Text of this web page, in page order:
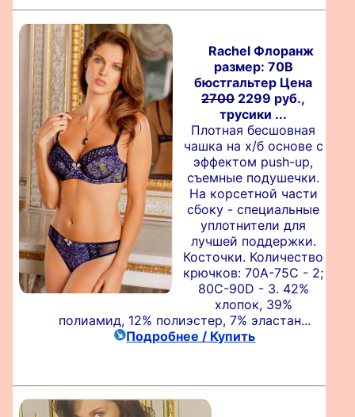
Rachel Флоранж
размер: 70B
бюстгальтер Цена
27002299 руб.,
трусики ...
Плотная бесшовная
чашка на х/б основе с
эффектом push-up,
съемные подушечки.
На корсетной части
сбоку - специальные
уплотнители для
лучшей поддержки.
Косточки. Количество
крючков: 70А-75С - 2;
80С-90D - 3. 42%
хлопок, 39%
полиамид, 12% полиэстер, 7% эластан...
Подробнее / Купить